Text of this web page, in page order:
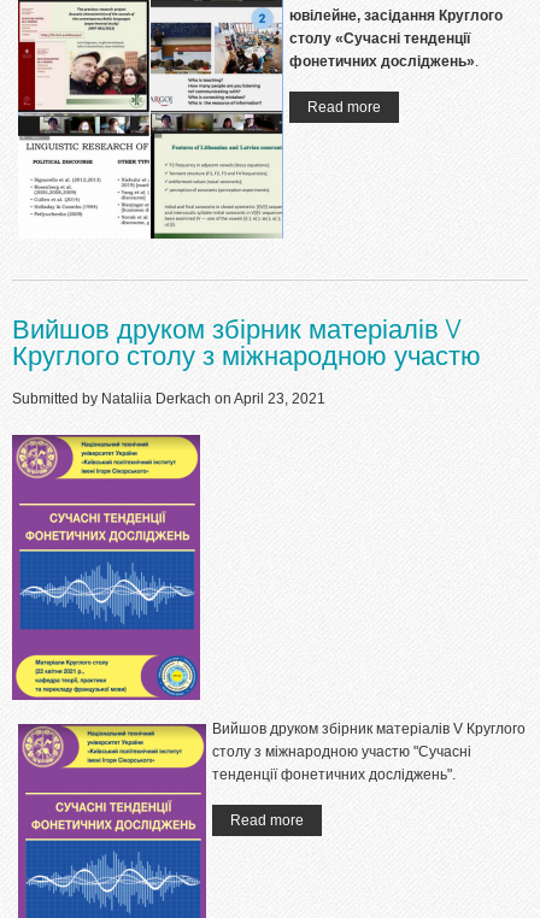
ювілейне, засідання Круглого
столу «Сучасні тенденції
фонетичних досліджень».
Read more
Вийшов друком збірник матеріалів V
Круглого столу з міжнародною участю
Submitted by Nataliia Derkach on April 23, 2021
Вийшов друком збірник матеріалів V Круглого
столу з міжнародною участю "Сучасні
тенденції фонетичних досліджень".
Read more